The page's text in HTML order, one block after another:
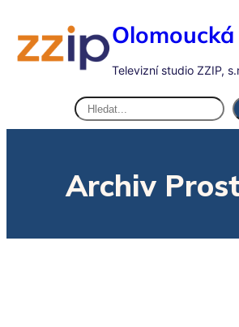
Televizní studio ZZIP,
Hledat
Archiv